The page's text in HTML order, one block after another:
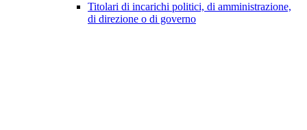
Titolari di incarichi politici, di amministrazione,
di direzione o di governo